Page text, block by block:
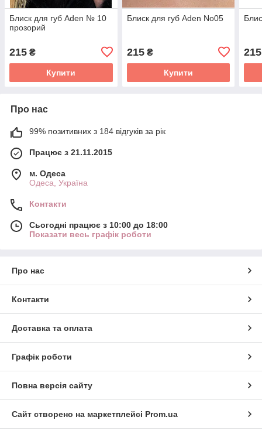
Блиск для губ Aden № 10
прозорий
215 ₴
Купити
Блиск для губ Aden No05
215₴
Купити
215
Про нас
99% позитивних з 184 відгуків за рік
Працює з 21.11.2015
м. Одеса
Одеса, Україна
Контакти
Сьогодні працює з 10:00 до 18:00
Показати весь графік роботи
Про нас
Контакти
Доставка та оплата
Графік роботи
Повна версія сайту
Сайт створено на маркетплейсі Prom.ua